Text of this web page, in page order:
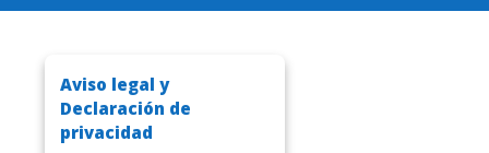
Aviso legal y
Declaración de
privacidad